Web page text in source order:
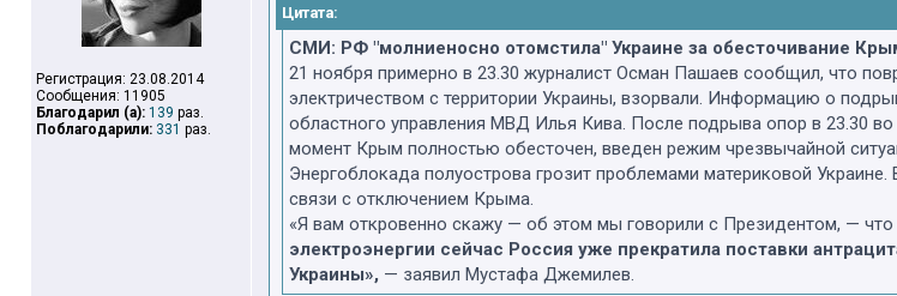
Регистрация: 23.08.2014
Сообщения: 11905
Благодарил (а): 139 раз.
Поблагодарили: 331 раз.
Цитата:
СМИ: РФ "мол­ние­носно ото­мстила" Укра­ине за обес­то­чи­ва­ние
21 ноября примерно в 23.30 журналист Осман Пашаев сообщил, что
электричеством с территории Украины, взорвали. Информацию о
областного управления МВД Илья Кива. После подрыва опор в 23.30
момент Крым полностью обесточен, введен режим чрезвычайной
Энергоблокада полуострова грозит проблемами материковой
связи с отключением Крыма.
«Я вам откровенно скажу — об этом мы говорили с Президентом, — что
электроэнергии сейчас Россия уже прекратила поставки
Украины», — заявил Мустафа Джемилев.